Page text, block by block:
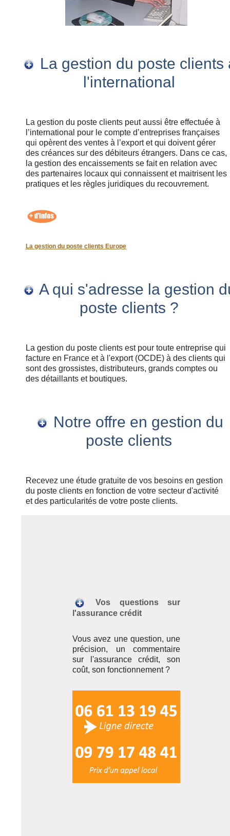
La gestion du poste clients
l'international
La gestion du poste clients peut aussi être effectuée à
l’international pour le compte d’entreprises françaises
qui opèrent des ventes à l’export et qui doivent gérer
des créances sur des débiteurs étrangers. Dans ce cas,
la gestion des encaissements se fait en relation avec
des partenaires locaux qui connaissent et maitrisent les
pratiques et les règles juridiques du recouvrement.
La gestion du poste clients Europe
A qui s'adresse la gestion
poste clients ?
La gestion du poste clients est pour toute entreprise qui
facture en France et à l'export (OCDE) à des clients qui
sont des grossistes, distributeurs, grands comptes ou
des détaillants et boutiques.
Notre offre en gestion du
poste clients
Recevez une étude gratuite de vos besoins en gestion
du poste clients en fonction de votre secteur d'activité
et des particularités de votre poste clients.
Vos questions sur
l'assurance crédit
Vous avez une question, une
précision, un commentaire
sur l'assurance crédit, son
coût, son fonctionnement ?